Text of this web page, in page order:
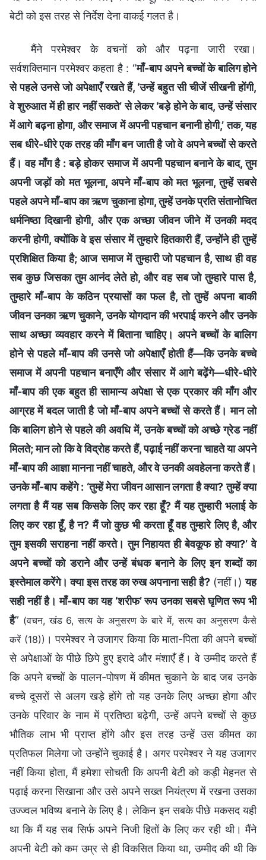
बेटी को इस तरह से निर्देश देना वाकई गलत है।
मैंने परमेश्वर के वचनों को और पढ़ना जारी रखा।
सर्वशक्तिमान परमेश्वर कहता है : “माँ-बाप अपने बच्चों के बालिग होने
से पहले उनसे जो अपेक्षाएँ रखते हैं, ‘उन्हें बहुत सी चीजें सीखनी होंगी,
वे शुरुआत में ही हार नहीं सकते’ से लेकर ‘बड़े होने के बाद, उन्हें संसार
में आगे बढ़ना होगा, और समाज में अपनी पहचान बनानी होगी,’ तक, यह
सब धीरे-धीरे एक तरह की माँग बन जाती है जो वे अपने बच्चों से करते
हैं। वह माँग है : बड़े होकर समाज में अपनी पहचान बनाने के बाद, तुम
अपनी जड़ों को मत भूलना, अपने माँ-बाप को मत भूलना, तुम्हें सबसे
पहले अपने माँ-बाप का ऋण चुकाना होगा, तुम्हें उनके प्रति संतानोचित
धर्मनिष्ठा दिखानी होगी, और एक अच्छा जीवन जीने में उनकी मदद
करनी होगी, क्योंकि वे इस संसार में तुम्हारे हितकारी हैं, उन्होंने ही तुम्हें
प्रशिक्षित किया है; आज समाज में तुम्हारी जो पहचान है, साथ ही वह
सब कुछ जिसका तुम आनंद लेते हो, और वह सब जो तुम्हारे पास है,
तुम्हारे माँ-बाप के कठिन प्रयासों का फल है, तो तुम्हें अपना बाकी
जीवन उनका ऋण चुकाने, उनके योगदान की भरपाई करने और उनके
साथ अच्छा व्यवहार करने में बिताना चाहिए। अपने बच्चों के बालिग
होने से पहले माँ-बाप की उनसे जो अपेक्षाएँ होती हैं—कि उनके बच्चे
समाज में अपनी पहचान बनाएँगे और संसार में आगे बढ़ेंगे—धीरे-धीरे
माँ-बाप की एक बहुत ही सामान्य अपेक्षा से एक प्रकार की माँग और
आग्रह में बदल जाती है जो माँ-बाप अपने बच्चों से करते हैं। मान लो
कि बालिग होने से पहले की अवधि में, उनके बच्चों को अच्छे ग्रेड नहीं
मिलते; मान लो कि वे विद्रोह करते हैं, पढ़ाई नहीं करना चाहते या अपने
माँ-बाप की आज्ञा मानना नहीं चाहते, और वे उनकी अवहेलना करते हैं।
उनके माँ-बाप कहेंगे : ‘तुम्हें मेरा जीवन आसान लगता है क्या? तुम्हें क्या
लगता है मैं यह सब किसके लिए कर रहा हूँ? मैं यह तुम्हारी भलाई के
लिए कर रहा हूँ, है न? मैं जो कुछ भी करता हूँ वह तुम्हारे लिए है, और
तुम इसकी सराहना नहीं करते। तुम निहायत ही बेवकूफ हो क्या?’ वे
अपने बच्चों को डराने और उन्हें बंधक बनाने के लिए इन शब्दों का
इस्तेमाल करेंगे। क्या इस तरह का रुख अपनाना सही है?(नहीं।)यह
सही नहीं है। माँ-बाप का यह ‘शरीफ’ रूप उनका सबसे घृणित रूप भी
है” (वचन, खंड 6, सत्य के अनुसरण के बारे में, सत्य का अनुसरण कैसे
करें (18)) । परमेश्वर ने उजागर किया कि माता-पिता की अपने बच्चों
से अपेक्षाओं के पीछे छिपे हुए इरादे और मंशाएँ हैं। वे उम्मीद करते हैं
कि अपने बच्चों के पालन-पोषण में कीमत चुकाने के बाद जब उनके
बच्चे दूसरों से अलग खड़े होंगे तो यह उनके लिए अच्छा होगा और
उनके परिवार के नाम में प्रतिष्ठा बढ़ेगी, उन्हें अपने बच्चों से कुछ
भौतिक लाभ भी प्राप्त होंगे और इस तरह उन्हें उस कीमत का
प्रतिफल मिलेगा जो उन्होंने चुकाई है। अगर परमेश्वर ने यह उजागर
नहीं किया होता, मैं हमेशा सोचती कि अपनी बेटी को कड़ी मेहनत से
पढ़ाई करना सिखाना और उसे अपने सख्त नियंत्रण में रखना उसका
उज्ज्वल भविष्य बनाने के लिए है। लेकिन इन सबके पीछे मकसद यही
था कि मैं यह सब सिर्फ अपने निजी हितों के लिए कर रही थी। मैंने
अपनी बेटी को कम उम्र से ही विकसित किया था, उम्मीद की थी कि